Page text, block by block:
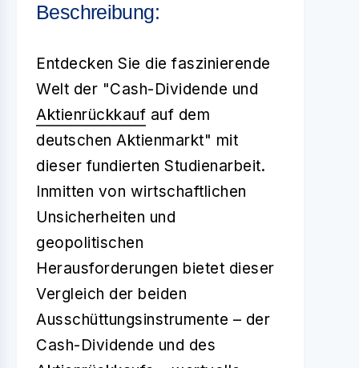
Beschreibung:
Entdecken Sie die faszinierende
Welt der "Cash-Dividende und
Aktienrückkauf auf dem
deutschen Aktienmarkt" mit
dieser fundierten Studienarbeit.
Inmitten von wirtschaftlichen
Unsicherheiten und
geopolitischen
Herausforderungen bietet dieser
Vergleich der beiden
Ausschüttungsinstrumente – der
Cash-Dividende und des